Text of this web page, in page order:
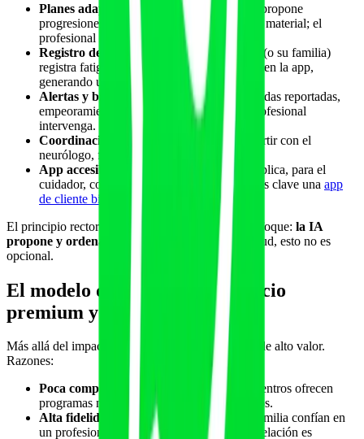
Planes adaptados como borrador.
La IA propone
progresiones según condición, fase, fatiga y material; el
profesional revisa y firma.
Registro de síntomas y fatiga.
La persona (o su familia)
registra fatiga, rigidez, caídas o sensaciones en la app,
generando una imagen real entre sesiones.
Alertas y banderas.
El sistema avisa de caídas reportadas,
empeoramiento o inactividad para que el profesional
intervenga.
Coordinación.
Informes claros para compartir con el
neurólogo, fisio o familia.
App accesible.
Para la persona y, cuando aplica, para el
cuidador, con recordatorios y plan visible. Es clave una app
de cliente bien diseñada
El principio rector es el mismo de todo nuestro enfoque: la IA
propone y ordena, el profesional decide.
En salud, esto no es
opcional.
El modelo de negocio: un servicio
premium y diferenciador
Más allá del impacto humano, este es un servicio de alto valor.
Razones:
Poca competencia bien formada.
Pocos centros ofrecen
programas neurológicos serios y coordinados.
Alta fidelidad.
Cuando una persona y su familia confían en
un profesional para algo tan importante, la relación es